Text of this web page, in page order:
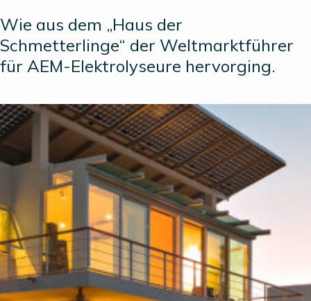
Wie aus dem „Haus der
Schmetterlinge“ der Weltmarktführer
für AEM-Elektrolyseure hervorging.